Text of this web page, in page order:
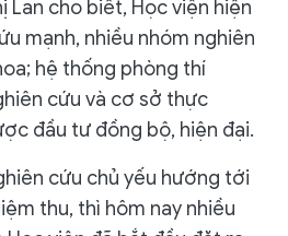
Lan cho biết, Học viện hiện
mạnh, nhiều nhóm nghiên
hệ thống phòng thí
cứu và cơ sở thực
đầu tư đồng bộ, hiện đại.
cứu chủ yếu hướng tới
thu, thì hôm nay nhiều